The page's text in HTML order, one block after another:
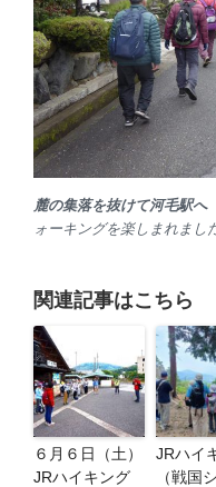
麓の集落を抜けて河毛駅へ
ォーキングを楽しまれまし
関連記事はこちら
６月６日（土）
JRハイキング
JRハイ
（戦国